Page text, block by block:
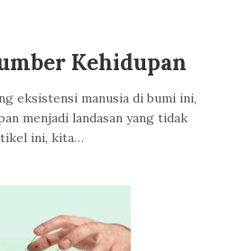
Kehidupan
eksistensi manusia di bumi ini,
menjadi landasan yang tidak
ini, kita…